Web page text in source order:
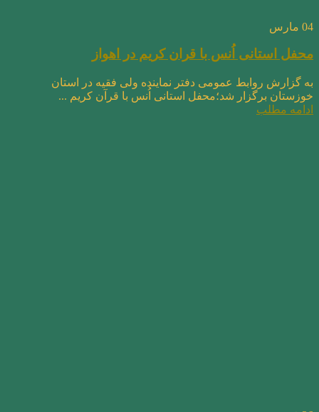
04 مارس
محفل استانی اُنس با قران کریم در اهواز
به گزارش روابط عمومی دفتر نماینده ولی فقیه در استان
خوزستان برگزار شد؛محفل استانی اُنس با قرآن کریم ...
ادامه مطلب